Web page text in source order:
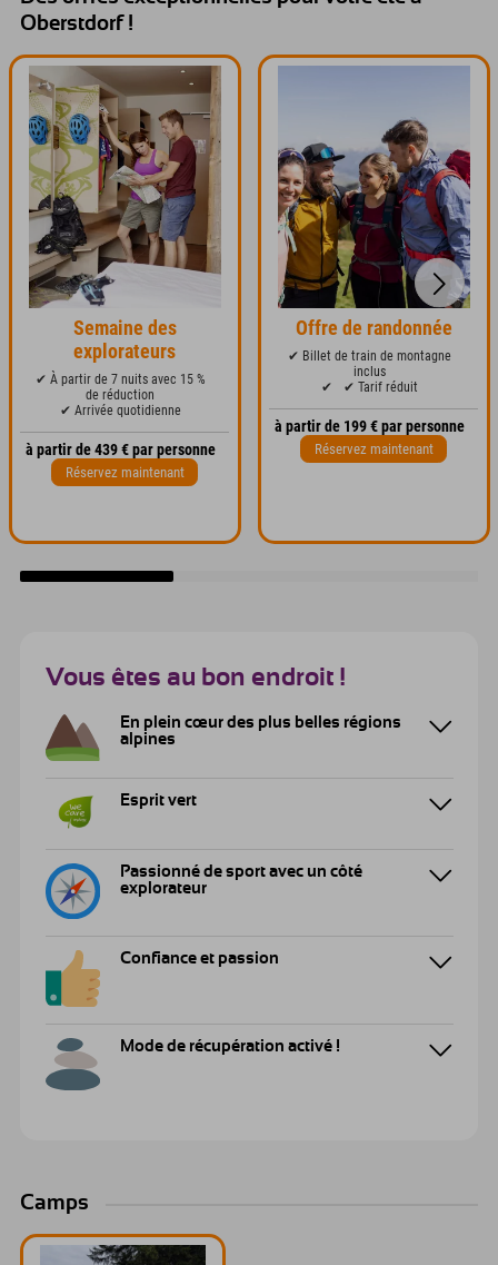
Oberstdorf !
Semaine des
explorateurs
✔ À partir de 7 nuits avec 15 %
de réduction
✔ Arrivée quotidienne
à partir de 439 € par personne
Réservez maintenant
Offre de randonnée
✔ Billet de train de montagne
inclus
✔
✔ Tarif réduit
à partir de 199 € par personne
Réservez maintenant
Vous êtes au bon endroit !
En plein cœur des plus belles régions
alpines
Esprit vert
Passionné de sport avec un côté
explorateur
Confiance et passion
Mode de récupération activé !
Camps